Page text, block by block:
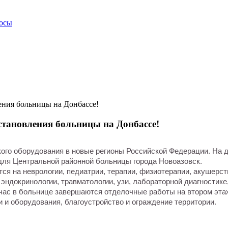
больницы на Донбассе!
больницы на Донбассе!
оборудования в новые регионы Российской Федерации. На
Центральной районной больницы города Новоазовск.
на неврологии, педиатрии, терапии, физиотерапии,
травматологии, узи, лабораторной
в больнице завершаются отделочные работы на втором
оборудования, благоустройство и ограждение территории.